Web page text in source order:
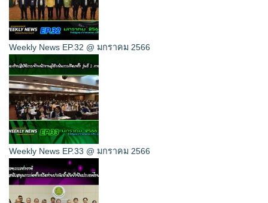
Weekly News EP.32 @ มกราคม 2566
Weekly News EP.33 @ มกราคม 2566